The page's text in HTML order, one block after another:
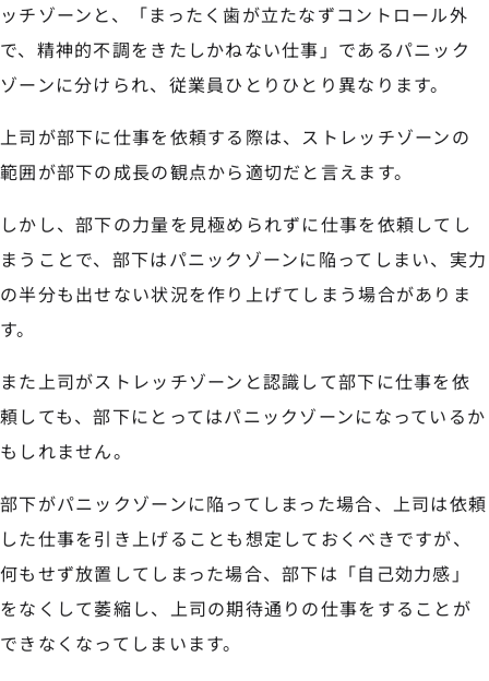
ッチゾーンと、「まったく歯が立たなずコントロール外
で、精神的不調をきたしかねない仕事」であるパニック
ゾーンに分けられ、従業員ひとりひとり異なります。
上司が部下に仕事を依頼する際は、ストレッチゾーンの
範囲が部下の成長の観点から適切だと言えます。
しかし、部下の力量を見極められずに仕事を依頼してし
まうことで、部下はパニックゾーンに陥ってしまい、実力
の半分も出せない状況を作り上げてしまう場合がありま
す。
また上司がストレッチゾーンと認識して部下に仕事を依
頼しても、部下にとってはパニックゾーンになっているか
もしれません。
部下がパニックゾーンに陥ってしまった場合、上司は依頼
した仕事を引き上げることも想定しておくべきですが、
何もせず放置してしまった場合、部下は「自己効力感」
をなくして萎縮し、上司の期待通りの仕事をすることが
できなくなってしまいます。